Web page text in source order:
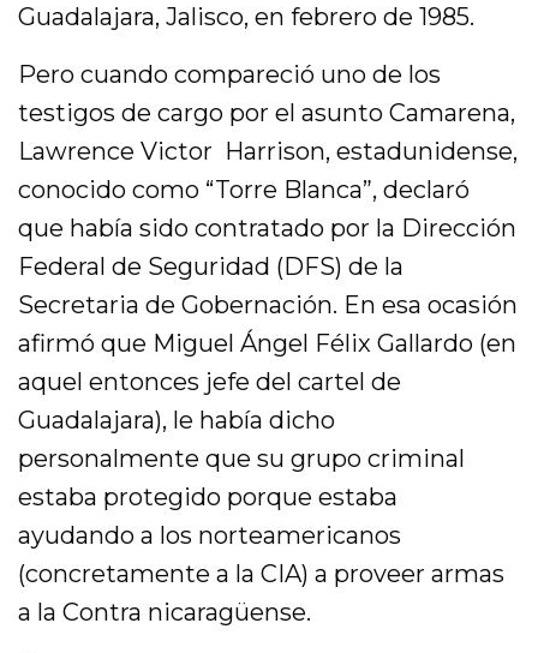
Guadalajara, Jalisco, en febrero de 1985.
Pero cuando compareció uno de los
testigos de cargo por el asunto Camarena,
Lawrence Victor Harrison, estadunidense,
conocido como “Torre Blanca”, declaró
que había sido contratado por la Dirección
Federal de Seguridad (DFS) de la
Secretaria de Gobernación. En esa ocasión
afirmó que Miguel Ángel Félix Gallardo (en
aquel entonces jefe del cartel de
Guadalajara), le había dicho
personalmente que su grupo criminal
estaba protegido porque estaba
ayudando a los norteamericanos
(concretamente a la CIA) a proveer armas
a la Contra nicaragüense.